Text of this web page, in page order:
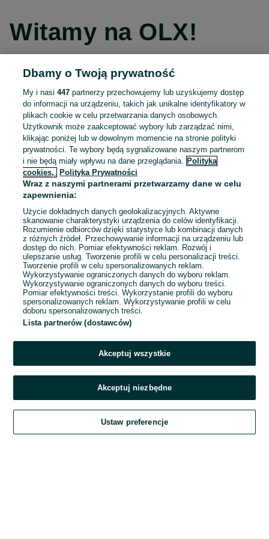
Witamy na OLX!
Kontynuuj przez Facebooka
Kontynuuj przez konto Apple
Kontynuuj przez konto Google
LUB
E-mail
Hasło
Zaloguj się
Kontynuując za pośrednictwem jednego z dostawców wskazanych powyżej,
OLX.pl w jego aktualnym brzmieniu.
Dbamy o Twoją prywatność
My i nasi447 partnerzy przechowujemy lub uzyskujemy dostęp
do informacji na urządzeniu, takich jak unikalne identyfikatory w
plikach cookie w celu przetwarzania danych osobowych.
Użytkownik może zaakceptować wybory lub zarządzać nimi,
klikając poniżej lub w dowolnym momencie na stronie polityki
prywatności. Te wybory będą sygnalizowane naszym partnerom
i nie będą miały wpływu na dane przeglądania.
Polityka
cookies,
Polityka Prywatności
Wraz z naszymi partnerami przetwarzamy dane w celu
zapewnienia:
Użycie dokładnych danych geolokalizacyjnych. Aktywne
skanowanie charakterystyki urządzenia do celów identyfikacji.
Rozumienie odbiorców dzięki statystyce lub kombinacji danych
z różnych źródeł. Przechowywanie informacji na urządzeniu lub
dostęp do nich. Pomiar efektywności reklam. Rozwój i
ulepszanie usług. Tworzenie profili w celu personalizacji treści.
Tworzenie profili w celu spersonalizowanych reklam.
Wykorzystywanie ograniczonych danych do wyboru reklam.
Wykorzystywanie ograniczonych danych do wyboru treści.
Pomiar efektywności treści. Wykorzystanie profili do wyboru
spersonalizowanych reklam. Wykorzystywanie profili w celu
doboru spersonalizowanych treści.
Lista partnerów (dostawców)
Akceptuj wszystkie
Akceptuj niezbędne
Ustaw preferencje